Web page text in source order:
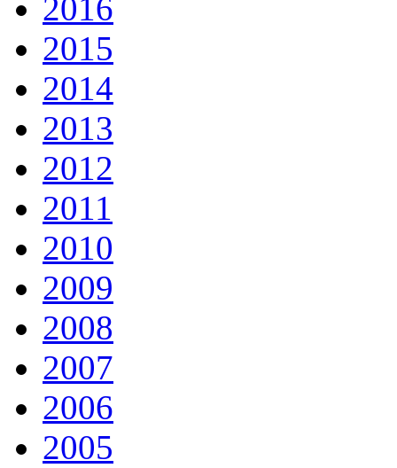
2016
2015
2014
2013
2012
2011
2010
2009
2008
2007
2006
2005